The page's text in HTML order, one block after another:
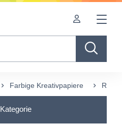
Farbige Kreativpapiere
Kategorie